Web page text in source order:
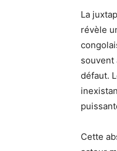
La
révèle
souvent
défaut.
Cette